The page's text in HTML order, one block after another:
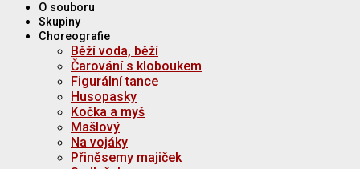
O souboru
Skupiny
Choreografie
Běží voda, běží
Čarování s kloboukem
Figurální tance
Husopasky
Kočka a myš
Mašlový
Na vojáky
Přiněsemy majiček